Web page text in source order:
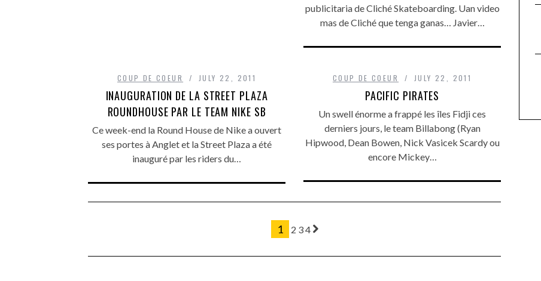
publicitaria de Cliché Skateboarding. Uan video
mas de Cliché que tenga ganas… Javier…
COUP DE COEUR JULY 22, 2011
INAUGURATION DE LA STREET PLAZA
ROUNDHOUSE PAR LE TEAM NIKE SB
Ce week-end la Round House de Nike a ouvert
ses portes à Anglet et la Street Plaza a été
inauguré par les riders du…
COUP DE COEUR JULY 22, 2011
PACIFIC PIRATES
Un swell énorme a frappé les îles Fidji ces
derniers jours, le team Billabong (Ryan
Hipwood, Dean Bowen, Nick Vasicek Scardy ou
encore Mickey…
1 2 34